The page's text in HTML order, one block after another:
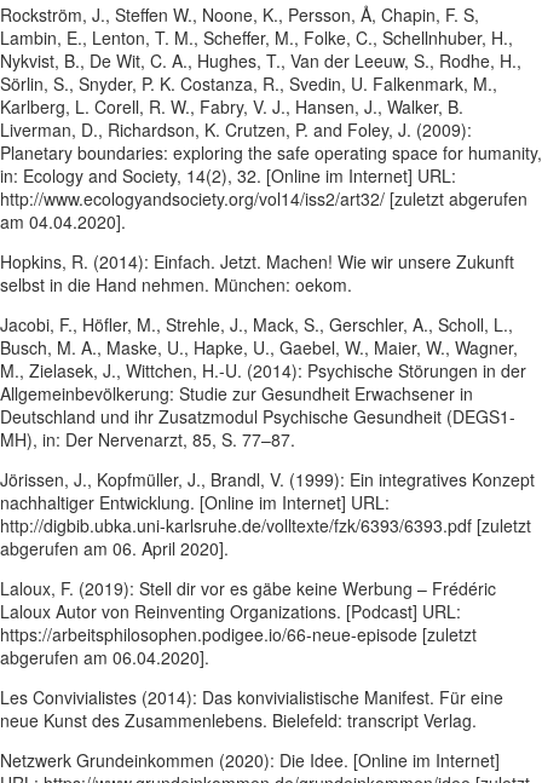
Rockström, J., Steffen W., Noone, K., Persson, Å, Chapin, F. S,
Lambin, E., Lenton, T. M., Scheffer, M., Folke, C., Schellnhuber, H.,
Nykvist, B., De Wit, C. A., Hughes, T., Van der Leeuw, S., Rodhe, H.,
Sörlin, S., Snyder, P. K. Costanza, R., Svedin, U. Falkenmark, M.,
Karlberg, L. Corell, R. W., Fabry, V. J., Hansen, J., Walker, B.
Liverman, D., Richardson, K. Crutzen, P. and Foley, J. (2009):
Planetary boundaries: exploring the safe operating space for humanity,
in: Ecology and Society, 14(2), 32. [Online im Internet] URL:
http://www.ecologyandsociety.org/vol14/iss2/art32/ [zuletzt abgerufen
am 04.04.2020].
Hopkins, R. (2014): Einfach. Jetzt. Machen! Wie wir unsere Zukunft
selbst in die Hand nehmen. München: oekom.
Jacobi, F., Höfler, M., Strehle, J., Mack, S., Gerschler, A., Scholl, L.,
Busch, M. A., Maske, U., Hapke, U., Gaebel, W., Maier, W., Wagner,
M., Zielasek, J., Wittchen, H.-U. (2014): Psychische Störungen in der
Allgemeinbevölkerung: Studie zur Gesundheit Erwachsener in
Deutschland und ihr Zusatzmodul Psychische Gesundheit (DEGS1-
MH), in: Der Nervenarzt, 85, S. 77–87.
Jörissen, J., Kopfmüller, J., Brandl, V. (1999): Ein integratives Konzept
nachhaltiger Entwicklung. [Online im Internet] URL:
http://digbib.ubka.uni-karlsruhe.de/volltexte/fzk/6393/6393.pdf [zuletzt
abgerufen am 06. April 2020].
Laloux, F. (2019): Stell dir vor es gäbe keine Werbung – Frédéric
Laloux Autor von Reinventing Organizations. [Podcast] URL:
https://arbeitsphilosophen.podigee.io/66-neue-episode [zuletzt
abgerufen am 06.04.2020].
Les Convivialistes (2014): Das konvivialistische Manifest. Für eine
neue Kunst des Zusammenlebens. Bielefeld: transcript Verlag.
Netzwerk Grundeinkommen (2020): Die Idee. [Online im Internet]